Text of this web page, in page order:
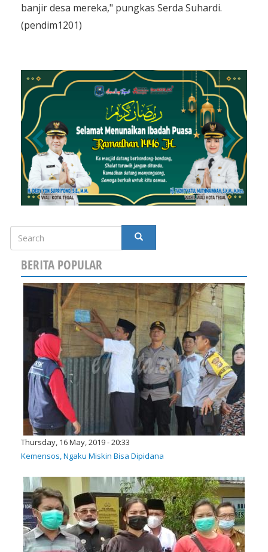
banjir desa mereka," pungkas Serda Suhardi.
(pendim1201)
Search
SEARCH
BERITA POPULAR
Thursday, 16 May, 2019 - 20:33
Kemensos, Ngaku Miskin Bisa Dipidana